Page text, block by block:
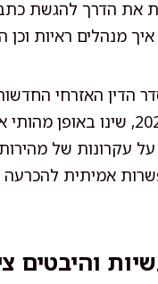
את הדרך להגשת
איך מנהלים ראיות וכן
הדין האזרחי
לתוקפן בינואר 2021, שינו
עקרונות של
אמיתית להכרעה
והיבטים